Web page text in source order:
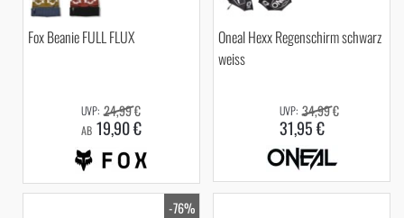
Fox Beanie FULL FLUX
AB 19,90 €
24,99 €
Oneal Hexx Regenschirm schwarz
weiss
31,95 €
34,99 €
-76%